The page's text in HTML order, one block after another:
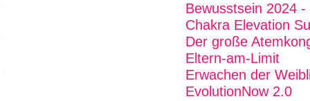
Bewusstsein 2024
Chakra Elevation
Der große
Eltern-am-Limit
Erwachen der
EvolutionNow 2.0